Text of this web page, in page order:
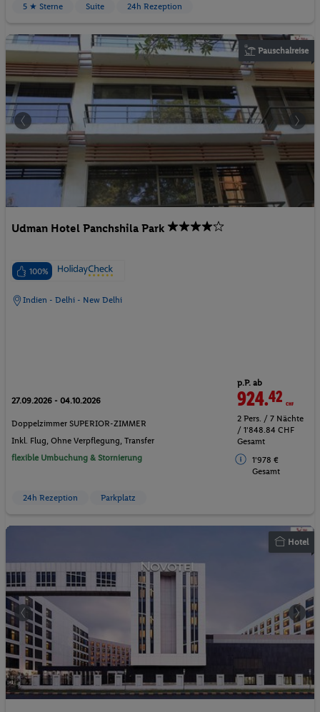
5 ★ Sterne Suite 24h Rezeption
Pauschalreise
Udman Hotel Panchshila Park
100%
Indien - Delhi - New Delhi
27.09.2026 - 04.10.2026
Doppelzimmer SUPERIOR-ZIMMER
Inkl. Flug, Ohne Verpflegung , Transfer
flexible Umbuchung & Stornierung
p.P. ab
924.42 CHF
2 Pers. / 7 Nächte
/ 1'848.84 CHF
Gesamt
1'978 €
Gesamt
24h Rezeption Parkplatz
Hotel